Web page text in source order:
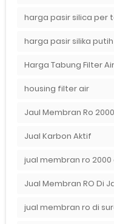
harga pasir silika putih
housing filter air
Jual Karbon Aktif